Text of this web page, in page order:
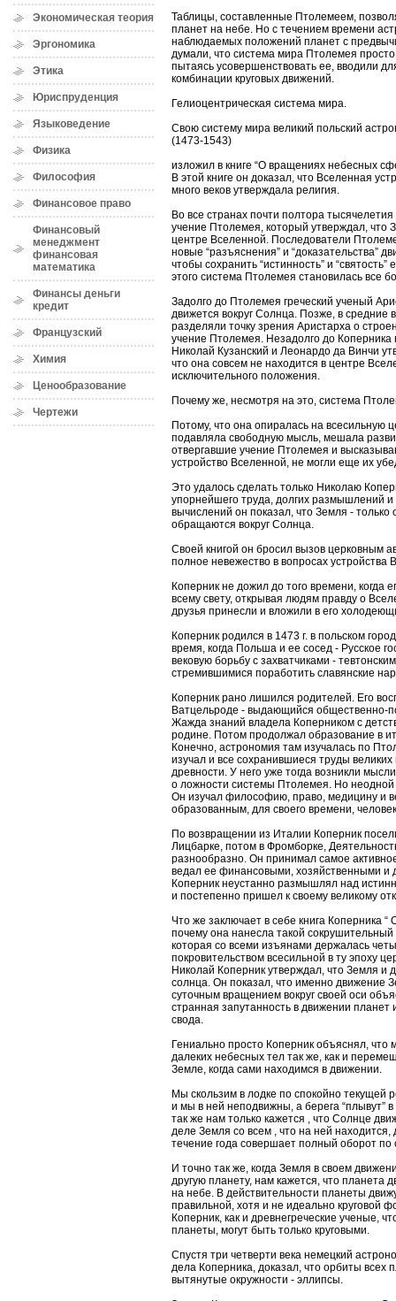
Экономическая теория
Эргономика
Этика
Юриспруденция
Языковедение
Физика
Философия
Финансовое право
Финансовый
менеджмент
финансовая
математика
Финансы деньги
кредит
Французский
Химия
Ценообразование
Чертежи
Таблицы, составленные Птолемеем,
планет на небе. Но с течением времени
наблюдаемых положений планет с
думали, что система мира Птолемея
пытаясь усовершенствовать ее, вводили
комбинации круговых движений.
Гелиоцентрическая система мира.
Свою систему мира великий польский
(1473-1543)
изложил в книге “О вращениях небесных
В этой книге он доказал, что Вселенная
много веков утверждала религия.
Во все странах почти полтора
учение Птолемея, который утверждал, что
центре Вселенной. Последователи
новые “разъяснения” и “доказательства”
чтобы сохранить “истинность” и
этого система Птолемея становилась все
Задолго до Птолемея греческий ученый
движется вокруг Солнца. Позже, в средние
разделяли точку зрения Аристарха о
учение Птолемея. Незадолго до Коперника
Николай Кузанский и Леонардо да Винчи
что она совсем не находится в центре
исключительного положения.
Почему же, несмотря на это, система
Потому, что она опиралась на всесильную
подавляла свободную мысль, мешала
отвергавшие учение Птолемея и
устройство Вселенной, не могли еще их
Это удалось сделать только Николаю
упорнейшего труда, долгих размышлений
вычислений он показал, что Земля -
обращаются вокруг Солнца.
Своей книгой он бросил вызов церковным
полное невежество в вопросах устройства
Коперник не дожил до того времени, когда
всему свету, открывая людям правду о
друзья принесли и вложили в его
Коперник родился в 1473 г. в польском
время, когда Польша и ее сосед - Русское
вековую борьбу с захватчиками -
стремившимися поработить славянские
Коперник рано лишился родителей. Его
Ватцельроде - выдающийся общественно-
Жажда знаний владела Коперником с
родине. Потом продолжал образование в
Конечно, астрономия там изучалась по
изучал и все сохранившиеся труды
древности. У него уже тогда возникли
о ложности системы Птолемея. Но
Он изучал философию, право, медицину и
образованным, для своего времени,
По возвращении из Италии Коперник
Лицбарке, потом в Фромборке,
разнообразно. Он принимал самое
ведал ее финансовыми, хозяйственными и
Коперник неустанно размышлял над
и постепенно пришел к своему великому
Что же заключает в себе книга Коперника
почему она нанесла такой
которая со всеми изъянами держалась
покровительством всесильной в ту эпоху
Николай Коперник утверждал, что Земля и
солнца. Он показал, что именно движение
суточным вращением вокруг своей оси
странная запутанность в движении
свода.
Гениально просто Коперник объяснял,
далеких небесных тел так же, как и
Земле, когда сами находимся в движении.
Мы скользим в лодке по спокойно текущей
и мы в ней неподвижны, а берега “плывут”
так же нам только кажется , что Солнце
деле Земля со всем , что на ней находится,
течение года совершает полный оборот по
И точно так же, когда Земля в своем
другую планету, нам кажется, что планета
на небе. В действительности планеты
правильной, хотя и не идеально круговой
Коперник, как и древнегреческие ученые,
планеты, могут быть только круговыми.
Спустя три четверти века немецкий
дела Коперника, доказал, что орбиты всех
вытянутые окружности - эллипсы.